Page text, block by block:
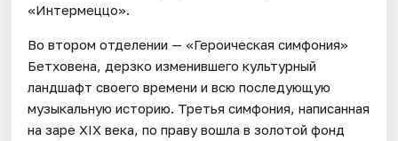
«Интермеццо».
Во втором отделении — «Героическая симфония»
Бетховена, дерзко изменившего культурный
ландшафт своего времени и всю последующую
музыкальную историю. Третья симфония, написанная
на заре XIX века, по праву вошла в золотой фонд